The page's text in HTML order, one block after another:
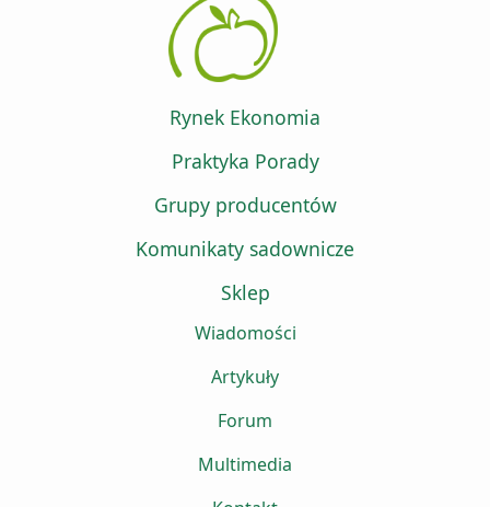
Rynek Ekonomia
Praktyka Porady
Grupy producentów
Komunikaty sadownicze
Sklep
Wiadomości
Artykuły
Forum
Multimedia